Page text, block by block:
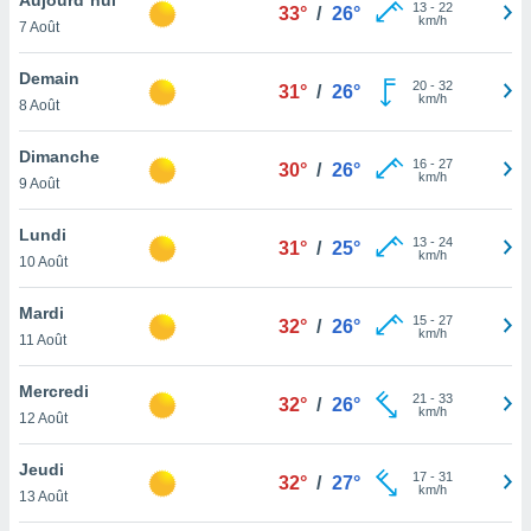
et
»,
au
vous
qu'ils
ou
le
ainsi
un
la
du
7 Août
33° / 26° 13- 22
km/h
Demain
8 Août
31° / 26° 20- 32
km/h
Dimanche
9 Août
30° / 26° 16- 27
km/h
Lundi
10 Août
31° / 25° 13- 24
km/h
Mardi
11 Août
32° / 26° 15- 27
km/h
Mercredi
12 Août
32° / 26° 21 - 33
km/h
Jeudi
13 Août
32° / 27° 17- 31
km/h